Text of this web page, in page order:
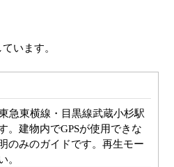
います。
急東横線・目黒線武蔵小杉駅
。建物内でGPSが使用できな
のみのガイドです。再生モー
。